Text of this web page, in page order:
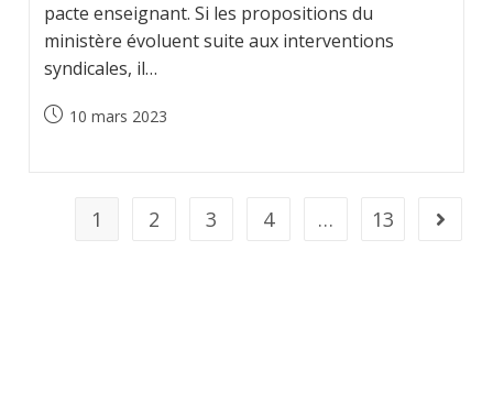
pacte enseignant. Si les propositions du
ministère évoluent suite aux interventions
syndicales, il…
Post10 mars 2023
1 2 3 4 … 13 Aller à